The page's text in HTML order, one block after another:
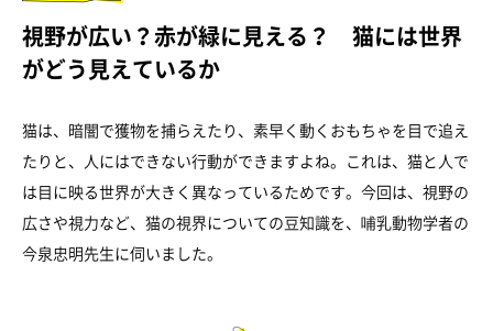
視野が広い？赤が緑に見える？ 猫には世界
がどう見えているか
猫は、暗闇で獲物を捕らえたり、素早く動くおもちゃを目で追え
たりと、人にはできない行動ができますよね。これは、猫と人で
は目に映る世界が大きく異なっているためです。今回は、視野の
広さや視力など、猫の視界についての豆知識を、哺乳動物学者の
今泉忠明先生に伺いました。